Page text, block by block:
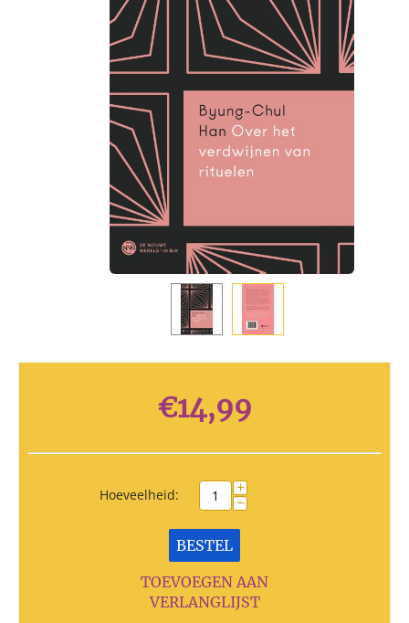
€14,99
Hoeveelheid: +
−
BESTEL
TOEVOEGEN AAN
VERLANGLIJST